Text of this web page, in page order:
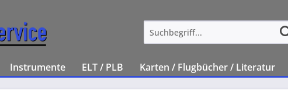
Instrumente ELT / PLB Karten / Flugbücher / Literatur